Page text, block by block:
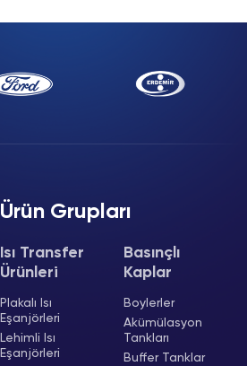
Ürün Grupları
Isı Transfer
Ürünleri
Plakalı Isı
Eşanjörleri
Lehimli Isı
Eşanjörleri
Basınçlı
Kaplar
Boylerler
Akümülasyon
Tankları
Buffer Tanklar